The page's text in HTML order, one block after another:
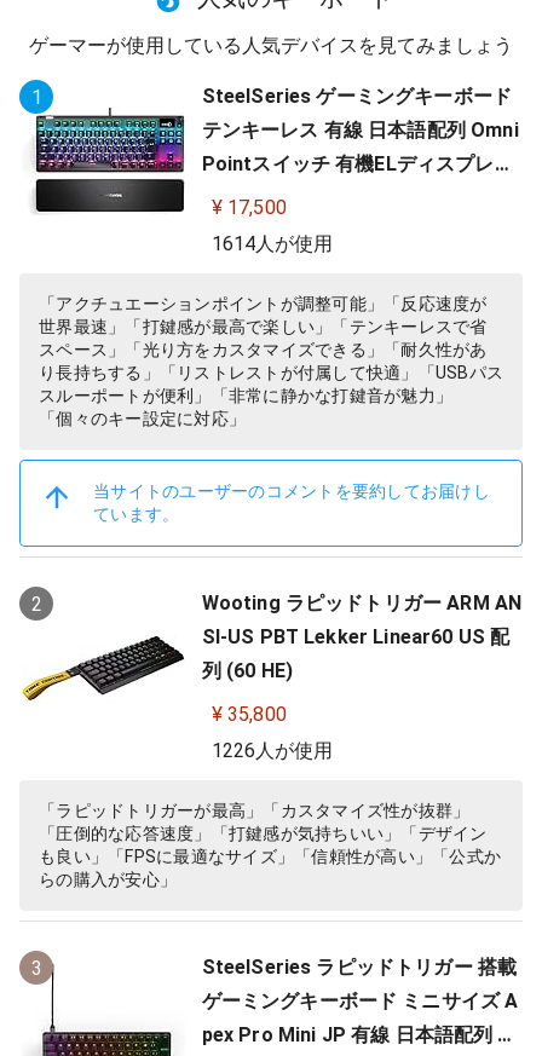
ゲーマーが使用している人気デバイスを見てみましょう
1
SteelSeries ゲーミングキーボード
テンキーレス 有線 日本語配列 Omni
Pointスイッチ 有機ELディスプレイ
搭載 Apex Pro TKL JP 64737
¥ 17,500
1614人が使用
「アクチュエーションポイントが調整可能」「反応速度が
世界最速」「打鍵感が最高で楽しい」「テンキーレスで省
スペース」「光り方をカスタマイズできる」「耐久性があ
り長持ちする」「リストレストが付属して快適」「USBパス
スルーポートが便利」「非常に静かな打鍵音が魅力」
「個々のキー設定に対応」
当サイトのユーザーのコメントを要約してお届けし
ています。
2
Wooting ラピッドトリガー ARM AN
SI-US PBT Lekker Linear60 US 配
列 (60 HE)
¥ 35,800
1226人が使用
「ラピッドトリガーが最高」「カスタマイズ性が抜群」
「圧倒的な応答速度」「打鍵感が気持ちいい」「デザイン
も良い」「FPSに最適なサイズ」「信頼性が高い」「公式か
らの購入が安心」
3
SteelSeries ラピッドトリガー 搭載
ゲーミングキーボード ミニサイズ A
pex Pro Mini JP 有線 日本語配列 O